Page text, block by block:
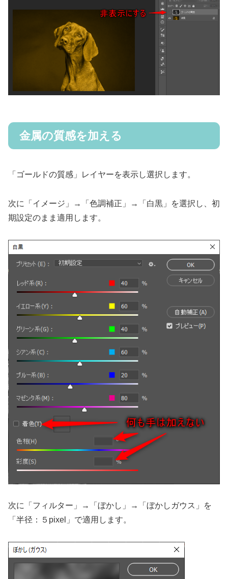
金属の質感を加える
「ゴールドの質感」レイヤーを表示し選択します。
次に「イメージ」→「色調補正」→「白黒」を選択し、初
期設定のまま適用します。
次に「フィルター」→「ぼかし」→「ぼかしガウス」を
「半径：５pixel」で適用します。